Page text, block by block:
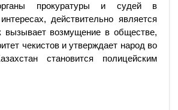
прокуратуры и судей в
действительно является
вызывает возмущение в обществе,
чекистов и утверждает народ во
становится полицейским